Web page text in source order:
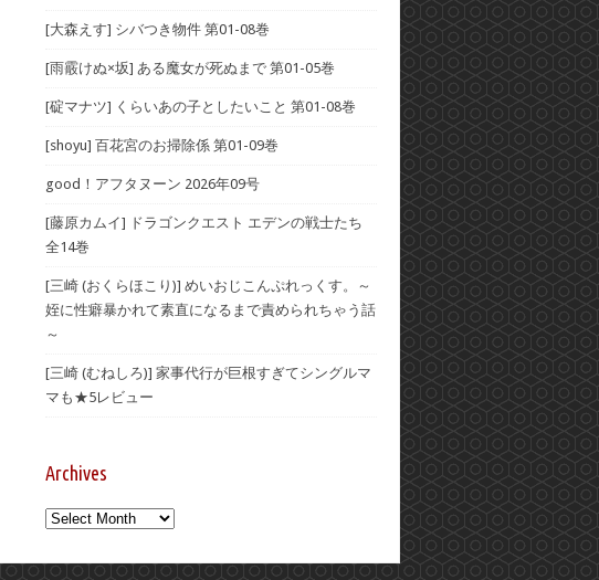
[大森えす] シバつき物件 第01-08巻
[雨霰けぬ×坂] ある魔女が死ぬまで 第01-05巻
[碇マナツ] くらいあの子としたいこと 第01-08巻
[shoyu] 百花宮のお掃除係 第01-09巻
good！アフタヌーン 2026年09号
[藤原カムイ] ドラゴンクエスト エデンの戦士たち
全14巻
[三崎 (おくらほこり)] めいおじこんぷれっくす。～
姪に性癖暴かれて素直になるまで責められちゃう話
～
[三崎 (むねしろ)] 家事代行が巨根すぎてシングルマ
マも★5レビュー
Archives
Archives